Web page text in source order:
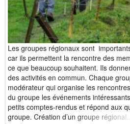
Les groupes régionaux sont
car ils permettent la rencontre des
ce que beaucoup souhaitent. Ils
des activités en commun. Chaque
modérateur qui organise les
du groupe les événements
petits comptes-rendus et répond aux
groupe. Création d’un groupe régional...